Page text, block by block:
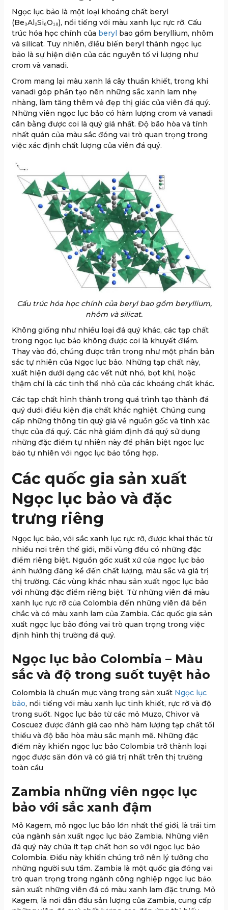
Ngọc lục bảo là một loại khoáng chất beryl
(Be₃Al₂Si₆O₁₈), nổi tiếng với màu xanh lục rực rỡ. Cấu
trúc hóa học chính của beryl bao gồm beryllium, nhôm
và silicat. Tuy nhiên, điều biến beryl thành ngọc lục
bảo là sự hiện diện của các nguyên tố vi lượng như
crom và vanadi.
Crom mang lại màu xanh lá cây thuần khiết, trong khi
vanadi góp phần tạo nên những sắc xanh lam nhẹ
nhàng, làm tăng thêm vẻ đẹp thị giác của viên đá quý.
Những viên ngọc lục bảo có hàm lượng crom và vanadi
cân bằng được coi là quý giá nhất. Độ bão hòa và tính
nhất quán của màu sắc đóng vai trò quan trọng trong
việc xác định chất lượng của viên đá quý.
Cấu trúc hóa học chính của beryl bao gồm beryllium,
nhôm và silicat.
Không giống như nhiều loại đá quý khác, các tạp chất
trong ngọc lục bảo không được coi là khuyết điểm.
Thay vào đó, chúng được trân trọng như một phần bản
sắc tự nhiên của Ngọc lục bảo. Những tạp chất này,
xuất hiện dưới dạng các vết nứt nhỏ, bọt khí, hoặc
thậm chí là các tinh thể nhỏ của các khoáng chất khác.
Các tạp chất hình thành trong quá trình tạo thành đá
quý dưới điều kiện địa chất khắc nghiệt. Chúng cung
cấp những thông tin quý giá về nguồn gốc và tính xác
thực của đá quý. Các nhà giám định đá quý sử dụng
những đặc điểm tự nhiên này để phân biệt ngọc lục
bảo tự nhiên với ngọc lục bảo tổng hợp.
Các quốc gia sản xuất
Ngọc lục bảo và đặc
trưng riêng
Ngọc lục bảo, với sắc xanh lục rực rỡ, được khai thác từ
nhiều nơi trên thế giới, mỗi vùng đều có những đặc
điểm riêng biệt. Nguồn gốc xuất xứ của ngọc lục bảo
ảnh hưởng đáng kể đến chất lượng, màu sắc và giá trị
thị trường. Các vùng khác nhau sản xuất ngọc lục bảo
với những đặc điểm riêng biệt. Từ những viên đá màu
xanh lục rực rỡ của Colombia đến những viên đá bền
chắc và có màu xanh lam của Zambia. Các quốc gia sản
xuất ngọc lục bảo đóng vai trò quan trọng trong việc
định hình thị trường đá quý.
Ngọc lục bảo Colombia – Màu
sắc và độ trong suốt tuyệt hảo
Colombia là chuẩn mực vàng trong sản xuất Ngọc lục
bảo, nổi tiếng với màu xanh lục tinh khiết, rực rỡ và độ
trong suốt. Ngọc lục bảo từ các mỏ Muzo, Chivor và
Coscuez được đánh giá cao nhờ hàm lượng tạp chất tối
thiểu và độ bão hòa màu sắc mạnh mẽ. Những đặc
điểm này khiến ngọc lục bảo Colombia trở thành loại
ngọc được săn đón và có giá trị nhất trên thị trường
toàn cầu
Zambia những viên ngọc lục
bảo với sắc xanh đậm
Mỏ Kagem, mỏ ngọc lục bảo lớn nhất thế giới, là trái tim
của ngành sản xuất ngọc lục bảo Zambia. Những viên
đá quý này chứa ít tạp chất hơn so với ngọc lục bảo
Colombia. Điều này khiến chúng trở nên lý tưởng cho
những người sưu tầm. Zambia là một quốc gia đóng vai
trò quan trọng trong ngành công nghiệp ngọc lục bảo,
sản xuất những viên đá có màu xanh lam đặc trưng. Mỏ
Kagem, là nơi dẫn đầu sản lượng của Zambia, cung cấp